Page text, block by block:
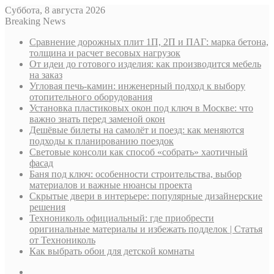
Суббота, 8 августа 2026
Breaking News
Сравнение дорожных плит 1П, 2П и ПАГ: марка бетона,
толщина и расчет весовых нагрузок
От идеи до готового изделия: как производится мебель
на заказ
Угловая печь-камин: инженерный подход к выбору
отопительного оборудования
Установка пластиковых окон под ключ в Москве: что
важно знать перед заменой окон
Дешёвые билеты на самолёт и поезд: как меняются
подходы к планированию поездок
Световые консоли как способ «собрать» хаотичный
фасад
Баня под ключ: особенности строительства, выбор
материалов и важные нюансы проекта
Скрытые двери в интерьере: популярные дизайнерские
решения
Технониколь официальный: где приобрести
оригинальные материалы и избежать подделок | Статья
от Технониколь
Как выбрать обои для детской комнаты